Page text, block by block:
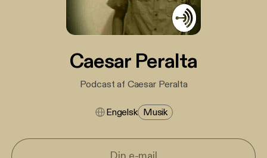
Caesar Peralta
Podcast af Caesar Peralta
Engelsk Musik